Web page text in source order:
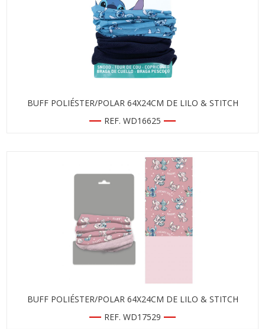
BUFF POLIÉSTER/POLAR 64X24CM DE LILO & STITCH
REF. WD16625
BUFF POLIÉSTER/POLAR 64X24CM DE LILO & STITCH
REF. WD17529